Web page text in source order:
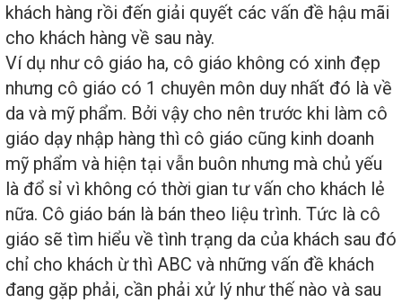
khách hàng rồi đến giải quyết các vấn đề hậu mãi
cho khách hàng về sau này.
Ví dụ như cô giáo ha, cô giáo không có xinh đẹp
nhưng cô giáo có 1 chuyên môn duy nhất đó là về
da và mỹ phẩm. Bởi vậy cho nên trước khi làm cô
giáo dạy nhập hàng thì cô giáo cũng kinh doanh
mỹ phẩm và hiện tại vẫn buôn nhưng mà chủ yếu
là đổ sỉ vì không có thời gian tư vấn cho khách lẻ
nữa. Cô giáo bán là bán theo liệu trình. Tức là cô
giáo sẽ tìm hiểu về tình trạng da của khách sau đó
chỉ cho khách ừ thì ABC và những vấn đề khách
đang gặp phải, cần phải xử lý như thế nào và sau